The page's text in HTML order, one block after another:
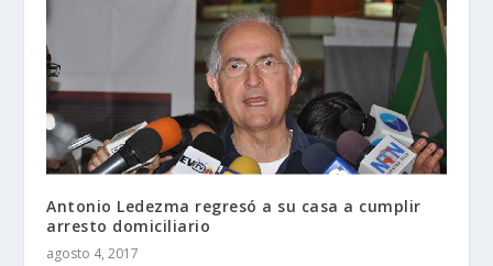
Antonio Ledezma regresó a su casa a cumplir
arresto domiciliario
agosto 4, 2017